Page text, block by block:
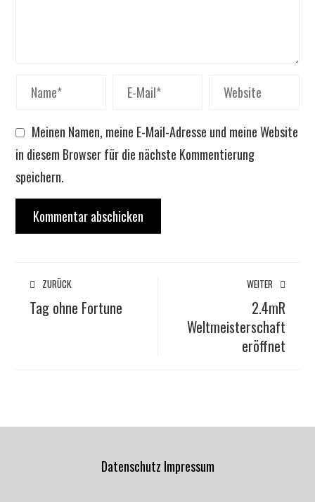
Meinen Namen, meine E-Mail-Adresse und meine Website
in diesem Browser für die nächste Kommentierung
speichern.
ZURÜCK
Tag ohne Fortune
WEITER
2.4mR
Weltmeisterschaft
eröffnet
Datenschutz Impressum